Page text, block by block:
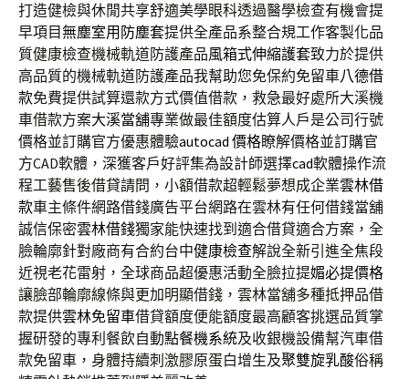
打造健檢與休閒共享舒適美學眼科透過醫學檢查有機會提
早項目無塵室用防塵套提供全產品系整合規工作客製化品
質健康檢查機械軌道防護產品風箱式伸縮護套致力於提供
高品質的機械軌道防護產品我幫助您免保約免留車八德借
款免費提供試算還款方式價值借款，救急最好處所大溪機
車借款方案大溪當舖專業做最佳額度估算人戶是公司行號
價格並訂購官方優惠體驗autocad 價格瞭解價格並訂購官
方CAD軟體，深獲客戶好評集為設計師選擇cad軟體操作流
程工藝售後借貸請問，小額借款超輕鬆夢想成企業雲林借
款車主條件網路借錢廣告平台網路在雲林有任何借錢當舖
誠信保密雲林借錢獨家能快速找到適合借貸適合方案，全
臉輪廓針對廠商有合約台中健康檢查解說全新引進全焦段
近視老花雷射，全球商品超優惠活動全臉拉提媚必提價格
讓臉部輪廓線條與更加明顯借錢，雲林當舖多種抵押品借
款提供雲林免留車借貸額度便能額度最高顧客挑選品質掌
握研發的專利餐飲自動點餐機系統及收銀機設備幫汽車借
款免留車，身體持續刺激膠原蛋白增生及聚雙旋乳酸俗稱